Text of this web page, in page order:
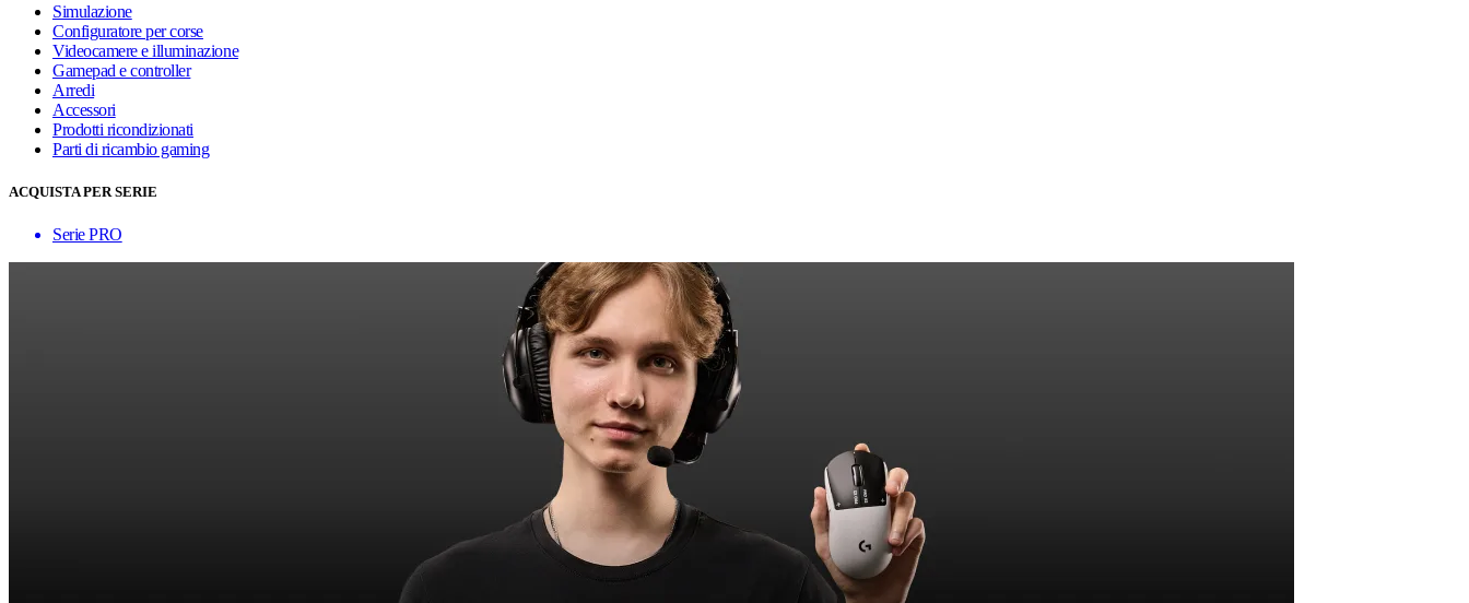
Simulazione
Configuratore per corse
Videocamere e illuminazione
Gamepad e controller
Arredi
Accessori
Prodotti ricondizionati
Parti di ricambio gaming
ACQUISTA PER SERIE
Serie PRO